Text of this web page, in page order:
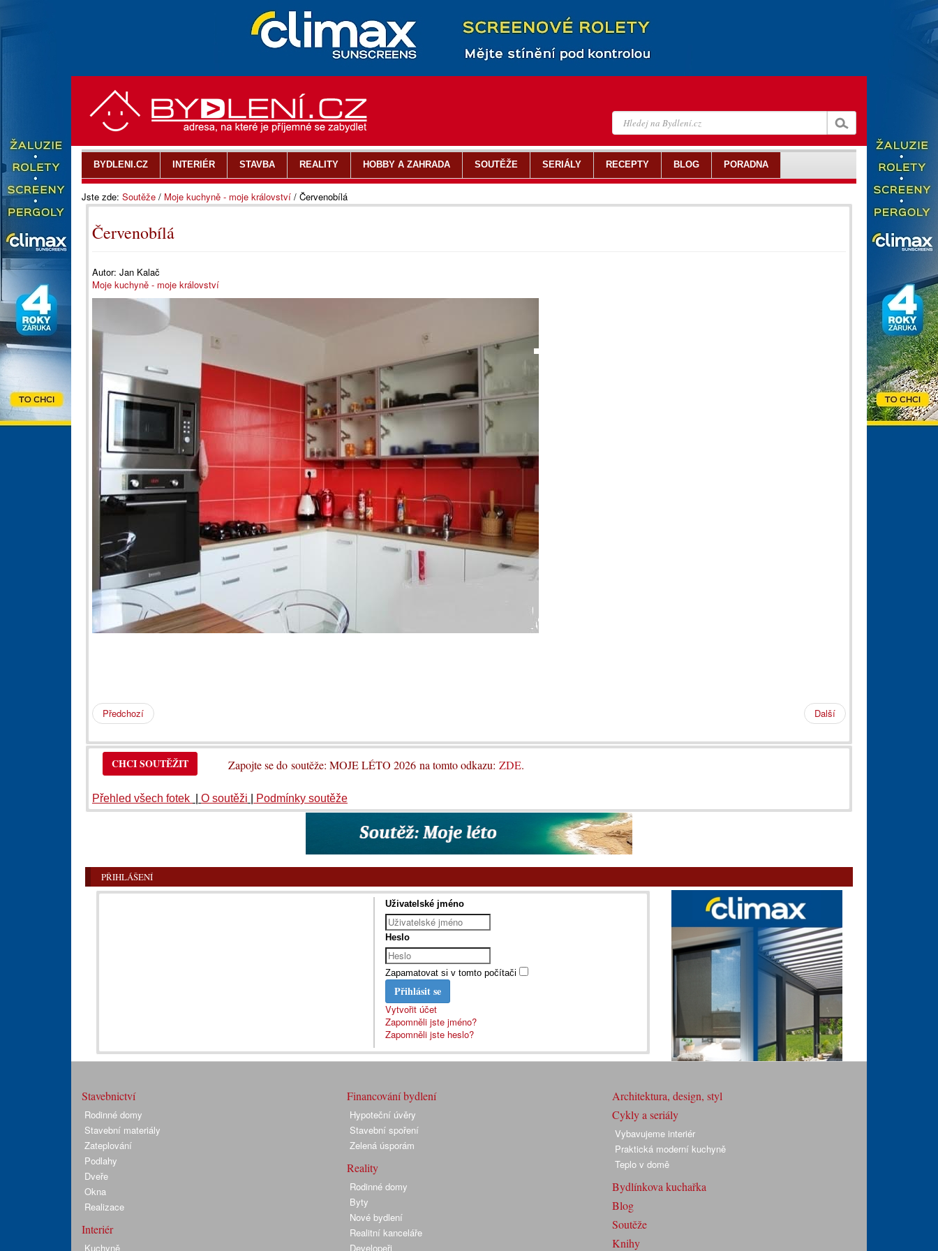
Jste zde: Soutěže / Moje kuchyně - moje království / Červenobílá
Červenobílá
Autor: Jan Kalač
Moje kuchyně - moje království
Předchozí Další
CHCI SOUTĚŽIT Zapojte se do soutěže: MOJE LÉTO 2026 na tomto odkazu: ZDE.
Přehled všech fotek O soutěži Podmínky soutěže
PŘIHLÁŠENÍ
Uživatelské jméno
Heslo
Zapamatovat si v tomto počítači
Přihlásit se
Vytvořit účet
Zapomněli jste jméno?
Zapomněli jste heslo?
BYDLENI.CZ INTERIÉR STAVBA REALITY HOBBY A ZAHRADA SOUTĚŽE SERIÁLY RECEPTY BLOG PORADNA
Stavebnictví
Rodinné domy
Stavební materiály
Zateplování
Podlahy
Dveře
Okna
Realizace
Interiér
Kuchyně
Financování bydlení
Hypoteční úvěry
Stavební spoření
Zelená úsporám
Reality
Rodinné domy
Byty
Nové bydlení
Realitní kanceláře
Developeři
Architektura, design, styl
Cykly a seriály
Vybavujeme interiér
Praktická moderní kuchyně
Teplo v domě
Bydlínkova kuchařka
Blog
Soutěže
Knihy